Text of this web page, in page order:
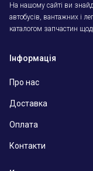
На нашому сайті ви
автобусів, вантажних і
каталогом запчастин
Інформація
Про нас
Доставка
Оплата
Контакти